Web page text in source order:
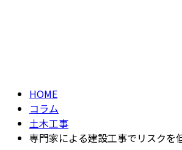
HOME
コラム
土木工事
専門家による建設工事でリスクを